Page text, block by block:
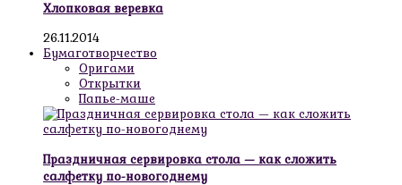
Хлопковая веревка
26.11.2014
Бумаготворчество
Оригами
Открытки
Папье-маше
Праздничная сервировка стола — как сложить
салфетку по-новогоднему